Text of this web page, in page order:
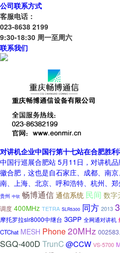
公司联系方式
客服电话：
023-8638 2199
9:30-18:30 周一至周六
联系我们
对讲机企业中国行第十七站在合肥胜
中国行巡展合肥站 5月11日，对讲机
徽合肥，这也是自石家庄、成都、南
南、上海、北京、呼和浩特、杭州、郑
贵州 中软 畅博通信 通信系统 民间 数字
调度 400MHz TETRA SLR5300 同方 2013
摩托罗拉slr8000中继台 3GPP 全网通对讲机
CTChat MESH Phone20MHz
SGQ-400D TrunC@CCW VS-5700